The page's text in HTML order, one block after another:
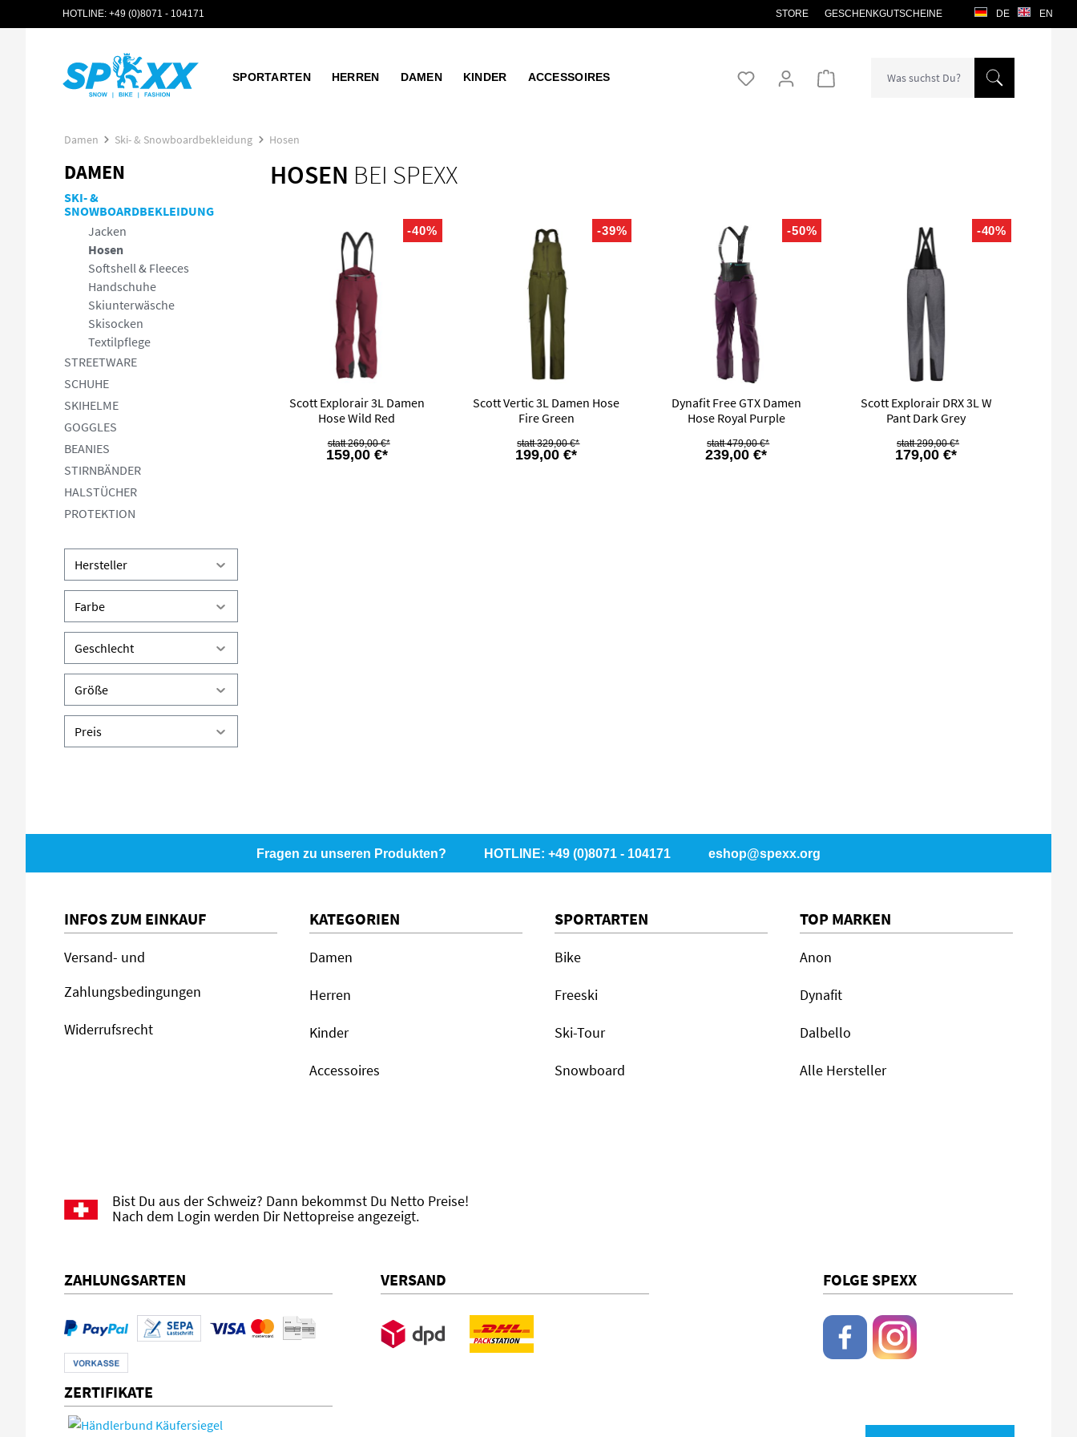
Hauptinhalt springen
Zur Suche springen
Zur Hauptnavigation springen
HOTLINE: +49 (0)8071 - 104171 DE EN
STORE GESCHENKGUTSCHEINE
Warenkorb enthält 0 Positionen. Der
SPORTARTEN HERREN DAMEN KINDER ACCESSOIRES
Damen Ski- & Snowboardbekleidung Hosen
DAMEN
SKI- &
SNOWBOARDBEKLEIDUNG
Jacken
Hosen
Softshell & Fleeces
Handschuhe
Skiunterwäsche
Skisocken
Textilpflege
STREETWARE
SCHUHE
SKIHELME
GOGGLES
BEANIES
STIRNBÄNDER
HALSTÜCHER
PROTEKTION
Hersteller
Farbe
Geschlecht
Größe
Preis
HOSEN BEI SPEXX
-40%
Scott Explorair 3L Damen
Hose Wild Red
159,00 €*
269,00 €*
-39%
Scott Vertic 3L Damen Hose
Fire Green
199,00 €*
329,00 €*
-50%
Dynafit Free GTX Damen
Hose Royal Purple
239,00 €*
479,00 €*
-40%
Scott Explorair DRX 3L W
Pant Dark Grey
179,00 €*
299,00 €*
Fragen zu unseren Produkten? HOTLINE: +49 (0)8071 - 104171 eshop@spexx.org
INFOS ZUM EINKAUF
Versand- und
Zahlungsbedingungen
Widerrufsrecht
KATEGORIEN
Damen
Herren
Kinder
Accessoires
SPORTARTEN
Bike
Freeski
Ski-Tour
Snowboard
TOP MARKEN
Anon
Dynafit
Dalbello
Alle Hersteller
Bist Du aus der Schweiz? Dann bekommst Du Netto Preise!
Nach dem Login werden Dir Nettopreise angezeigt.
ZAHLUNGSARTEN
ZERTIFIKATE
VERSAND FOLGE SPEXX